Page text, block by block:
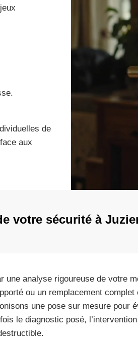
de
aux
votre sécurité à
une analyse rigoureuse de votre
ou un remplacement
une pose sur mesure pour
le diagnostic posé,